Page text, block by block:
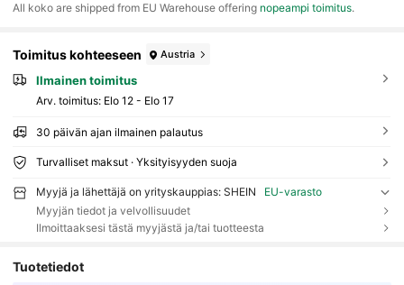
All koko are shipped from EU Warehouse offering nopeampi toimitus.
Toimitus kohteeseen Austria
Ilmainen toimitus
Arv. toimitus: Elo 12 - Elo 17
30 päivän ajan ilmainen palautus
Turvalliset maksut · Yksityisyyden suoja
Myyjä ja lähettäjä on yrityskauppias: SHEIN
EU-varasto
Myyjän tiedot ja velvollisuudet
Ilmoittaaksesi tästä myyjästä ja/tai tuotteesta
Tuotetiedot